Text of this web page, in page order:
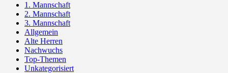
1. Mannschaft
2. Mannschaft
3. Mannschaft
Allgemein
Alte Herren
Nachwuchs
Top-Themen
Unkategorisiert